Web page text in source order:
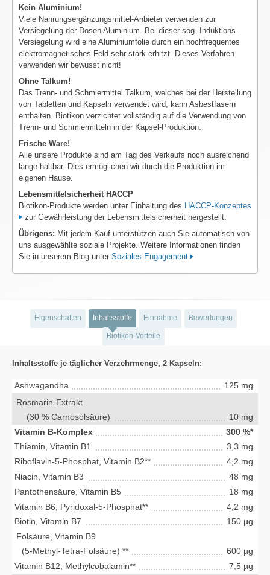
Kein Aluminium!
Viele Nahrungsergänzungsmittel-Anbieter verwenden zur
Versiegelung der Dosen Aluminium. Bei dieser sog. Induktions-
Versiegelung wird eine Aluminiumfolie durch ein hochfrequentes
elektromagnetisches Feld sehr stark erhitzt. Dieses Verfahren
verwenden wir bewusst nicht!
Ohne Talkum!
Das Trenn- und Schmiermittel Talkum, welches bei der Herstellung
von Tabletten und Kapseln verwendet wird, kann Asbestfasern
enthalten. Biotikon verzichtet vollständig auf die Verwendung von
Trenn- und Schmiermitteln in der Kapsel-Produktion.
Frische Ware!
Alle unsere Produkte sind am Tag des Verkaufs noch ausreichend
lange haltbar. Dies ermöglichen wir durch die Produktion im
eigenen Hause.
Lebensmittelsicherheit HACCP
Biotikon-Produkte werden unter Einhaltung des HACCP-Konzeptes
zur Gewährleistung der Lebensmittelsicherheit hergestellt.
Übrigens: Mit jedem Kauf unterstützen auch Sie automatisch von
uns ausgewählte soziale Projekte. Weitere Informationen finden
Sie in unserem Blog unter Soziales Engagement
Eigenschaften Inhaltsstoffe Einnahme Bewertungen
Biotikon-Vorteile
Inhaltsstoffe je täglicher Verzehrmenge, 2 Kapseln:
Ashwagandha
125 mg
Rosmarin-Extrakt
(30 % Carnosolsäure)
10 mg
Vitamin B-Komplex
300 %*
Thiamin, Vitamin B1
3,3 mg
Riboflavin-5-Phosphat, Vitamin B2**
4,2 mg
Niacin, Vitamin B3
48 mg
Pantothensäure, Vitamin B5
18 mg
Vitamin B6, Pyridoxal-5-Phosphat**
4,2 mg
Biotin, Vitamin B7
150 µg
Folsäure, Vitamin B9
(5-Methyl-Tetra-Folsäure) **
600 µg
Vitamin B12, Methylcobalamin**
7,5 µg